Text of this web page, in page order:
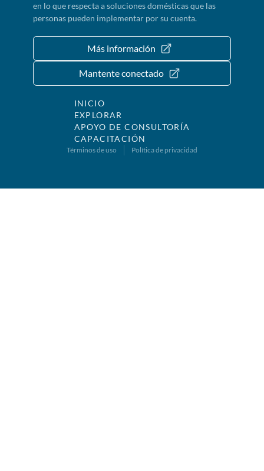
en lo que respecta a soluciones domésticas que las
personas pueden implementar por su cuenta.
Más información
Mantente conectado
INICIO
EXPLORAR
APOYO DE CONSULTORÍA
CAPACITACIÓN
Términos de uso Política de privacidad